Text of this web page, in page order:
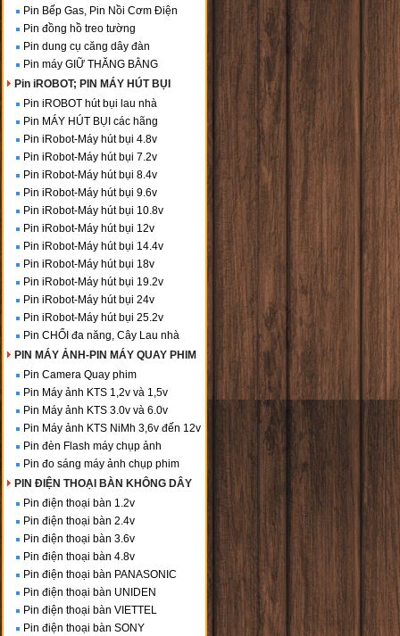
Pin Bếp Gas, Pin Nồi Cơm Điện
Pin đồng hồ treo tường
Pin dung cụ căng dây đàn
Pin máy GIỮ THĂNG BẰNG
Pin iROBOT; PIN MÁY HÚT BỤI
Pin iROBOT hút bụi lau nhà
Pin MÁY HÚT BỤI các hãng
Pin iRobot-Máy hút bụi 4.8v
Pin iRobot-Máy hút bụi 7.2v
Pin iRobot-Máy hút bụi 8.4v
Pin iRobot-Máy hút bụi 9.6v
Pin iRobot-Máy hút bụi 10.8v
Pin iRobot-Máy hút bụi 12v
Pin iRobot-Máy hút bụi 14.4v
Pin iRobot-Máy hút bụi 18v
Pin iRobot-Máy hút bụi 19.2v
Pin iRobot-Máy hút bụi 24v
Pin iRobot-Máy hút bụi 25.2v
Pin CHỔI đa năng, Cây Lau nhà
PIN MÁY ẢNH-PIN MÁY QUAY PHIM
Pin Camera Quay phim
Pin Máy ảnh KTS 1,2v và 1,5v
Pin Máy ảnh KTS 3.0v và 6.0v
Pin Máy ảnh KTS NiMh 3,6v đến 12v
Pin đèn Flash máy chụp ảnh
Pin đo sáng máy ảnh chụp phim
PIN ĐIỆN THOẠI BÀN KHÔNG DÂY
Pin điện thoại bàn 1.2v
Pin điện thoại bàn 2.4v
Pin điện thoại bàn 3.6v
Pin điện thoại bàn 4.8v
Pin điện thoại bàn PANASONIC
Pin điện thoại bàn UNIDEN
Pin điện thoại bàn VIETTEL
Pin điện thoại bàn SONY